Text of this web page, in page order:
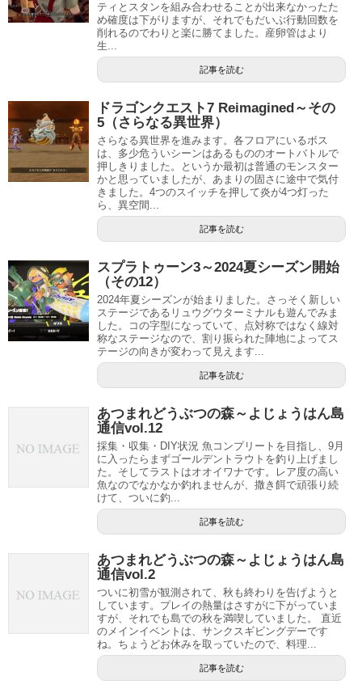
ティとスタンを組み合わせることが出来なかったた
め確度は下がりますが、それでもだいぶ行動回数を
削れるのでわりと楽に勝てました。産卵管はより
生...
記事を読む
ドラゴンクエスト7 Reimagined～その
5（さらなる異世界）
さらなる異世界を進みます。各フロアにいるボス
は、多少危ういシーンはあるもののオートバトルで
押しきりました。というか最初は普通のモンスター
かと思っていましたが、あまりの固さに途中で気付
きました。4つのスイッチを押して炎が4つ灯った
ら、異空間...
記事を読む
スプラトゥーン3～2024夏シーズン開始
（その12）
2024年夏シーズンが始まりました。さっそく新しい
ステージであるリュウグウターミナルも遊んでみま
した。コの字型になっていて、点対称ではなく線対
称なステージなので、割り振られた陣地によってス
テージの向きが変わって見えます...
記事を読む
あつまれどうぶつの森～よじょうはん島
通信vol.12
採集・収集・DIY状況 魚コンプリートを目指し、9月
に入ったらまずゴールデントラウトを釣り上げまし
た。そしてラストはオオイワナです。レア度の高い
魚なのでなかなか釣れませんが、撒き餌で頑張り続
けて、ついに釣...
記事を読む
あつまれどうぶつの森～よじょうはん島
通信vol.2
ついに初雪が観測されて、秋も終わりを告げようと
しています。プレイの熱量はさすがに下がっていま
すが、それでも島での秋を満喫していました。 直近
のメインイベントは、サンクスギビングデーです
ね。ちょうどお休みを取っていたので、料理...
記事を読む